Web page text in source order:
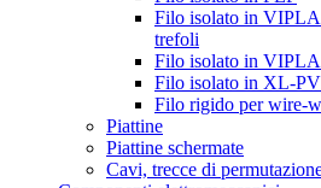
Filo isolato in
trefoli
Filo isolato in
Filo isolato in XL-
Filo rigido per wire-
Piattine
Piattine schermate
Cavi, trecce di